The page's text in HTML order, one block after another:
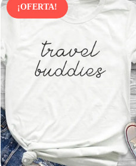
9,79$.5,88$.
¡OFERTA!